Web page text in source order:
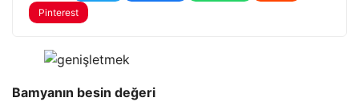
Pinterest
Bamyanın besin değeri